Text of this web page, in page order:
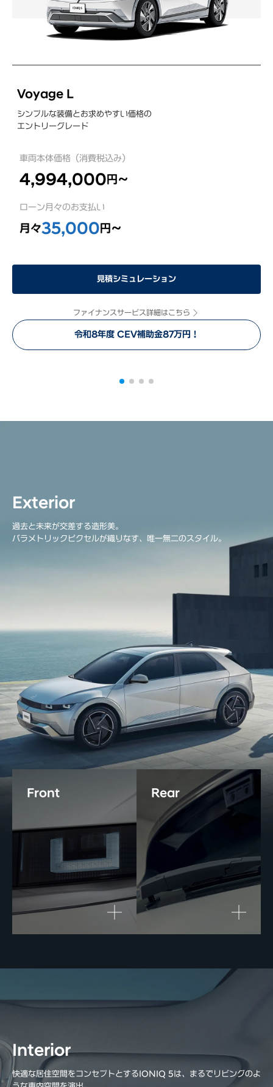
Voyage L
シンプルな装備とお求めやすい価格の
エントリーグレード
車両本体価格（消費税込み）
4,994,000 円～
ローン月々のお支払い
月々35,000 円～
見積シミュレーション
ファイナンスサービス詳細はこちら
令和8年度 CEV補助金87万円！
Driving
IONIQ 5は84.0kWh大容量バッテリーを採用し、長い一充電走行距
離を実現しました。
Exterior
過去と未来が交差する造形美。
パラメトリックピクセルが織りなす、唯一無二のスタイル。
Front Rear
Interior
快適な居住空間をコンセプトとするIONIQ 5は、まるでリビングのよ